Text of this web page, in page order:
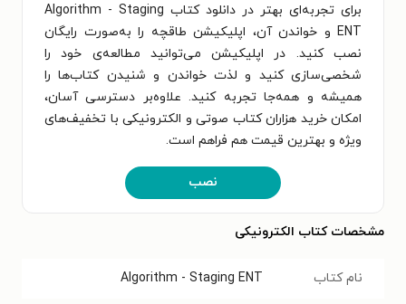
برای تجربه‌ای بهتر در دانلود کتاب Algorithm - Staging
ENT و خواندن آن، اپلیکیشن طاقچه را به‌صورت رایگان
نصب کنید. در اپلیکیشن می‌توانید مطالعه‌ی خود را
شخصی‌سازی کنید و لذت خواندن و شنیدن کتاب‌ها را
همیشه و همه‌جا تجربه کنید. علاوه‌بر دسترسی آسان،
امکان خرید هزاران کتاب صوتی و الکترونیکی با تخفیف‌های
ویژه و بهترین قیمت هم فراهم است.
نصب
مشخصات کتاب الکترونیکی
نام کتاب Algorithm - Staging ENT